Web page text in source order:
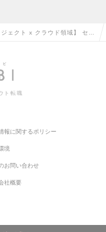
ジェクト x クラウド領域】 セー
ト転職
報に関するポリシー
境
お問い合わせ
社概要